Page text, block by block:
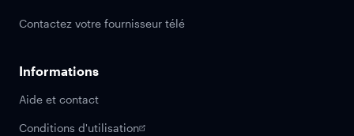
Contactez votre fournisseur télé
Informations
Aide et contact
Conditions d'utilisation